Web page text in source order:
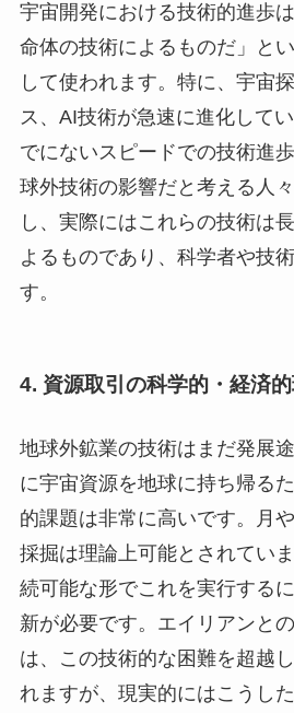
宇宙開発における技術的進歩
命体の技術によるものだ」と
して使われます。特に、宇宙
ス、AI技術が急速に進化して
でにないスピードでの技術進
球外技術の影響だと考える人
し、実際にはこれらの技術は
よるものであり、科学者や技
す。
4. 資源取引の科学的・経済
地球外鉱業の技術はまだ発展
に宇宙資源を地球に持ち帰る
的課題は非常に高いです。月
採掘は理論上可能とされてい
続可能な形でこれを実行する
新が必要です。エイリアンと
は、この技術的な困難を超越
れますが、現実的にはこうし